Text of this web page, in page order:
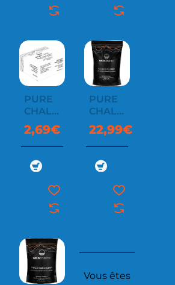
PURE
CHALK
BLOCK
58G
2,69€
PURE
CHALK
CHUNKY
1 KG
22,99€
Vous êtes